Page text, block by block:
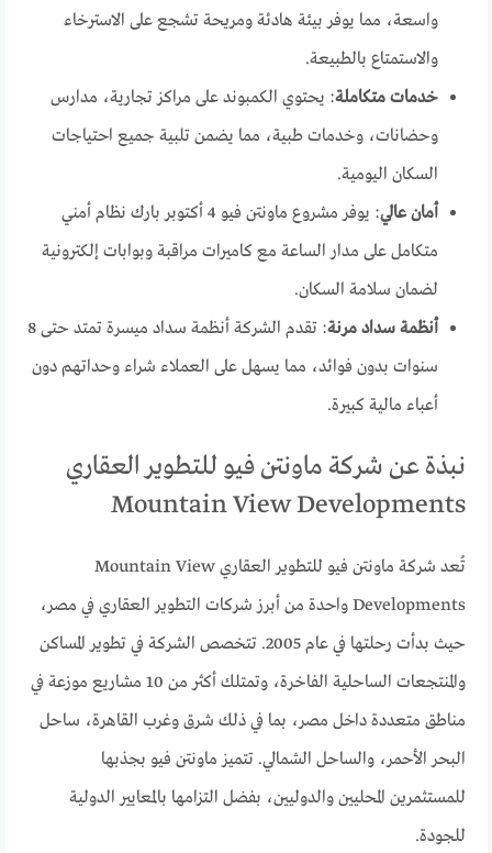
واسعة، مما يوفر بيئة هادئة ومريحة تشجع على الاسترخاء
والاستمتاع بالطبيعة.
خدمات متكاملة: يحتوي الكمبوند على مراكز تجارية، مدارس
وحضانات، وخدمات طبية، مما يضمن تلبية جميع احتياجات
السكان اليومية.
أمان عالي
: يوفر مشروع ماونتن فيو 4 أكتوبر بارك نظام أمني
متكامل على مدار الساعة مع كاميرات مراقبة وبوابات إلكترونية
لضمان سلامة السكان.
أنظمة سداد مرنة
: تقدم الشركة أنظمة سداد ميسرة تمتد حتى 8
سنوات بدون فوائد، مما يسهل على العملاء شراء وحداتهم دون
أعباء مالية كبيرة.
نبذة عن شركة ماونتن فيو للتطوير العقاري
Mountain View Developments
تُعد شركة ماونتن فيو للتطوير العقاري Mountain View
Developments واحدة من أبرز شركات التطوير العقاري في مصر،
حيث بدأت رحلتها في عام 2005. تتخصص الشركة في تطوير المساكن
والمنتجعات الساحلية الفاخرة، وتمتلك أكثر من 10 مشاريع موزعة في
مناطق متعددة داخل مصر، بما في ذلك شرق وغرب القاهرة، ساحل
البحر الأحمر، والساحل الشمالي. تتميز ماونتن فيو بجذبها
للمستثمرين المحليين والدوليين، بفضل التزامها بالمعايير الدولية
للجودة.